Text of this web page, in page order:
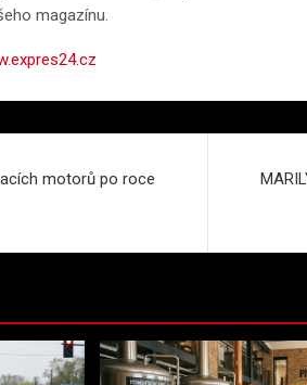
magazínu.
motorů po roce